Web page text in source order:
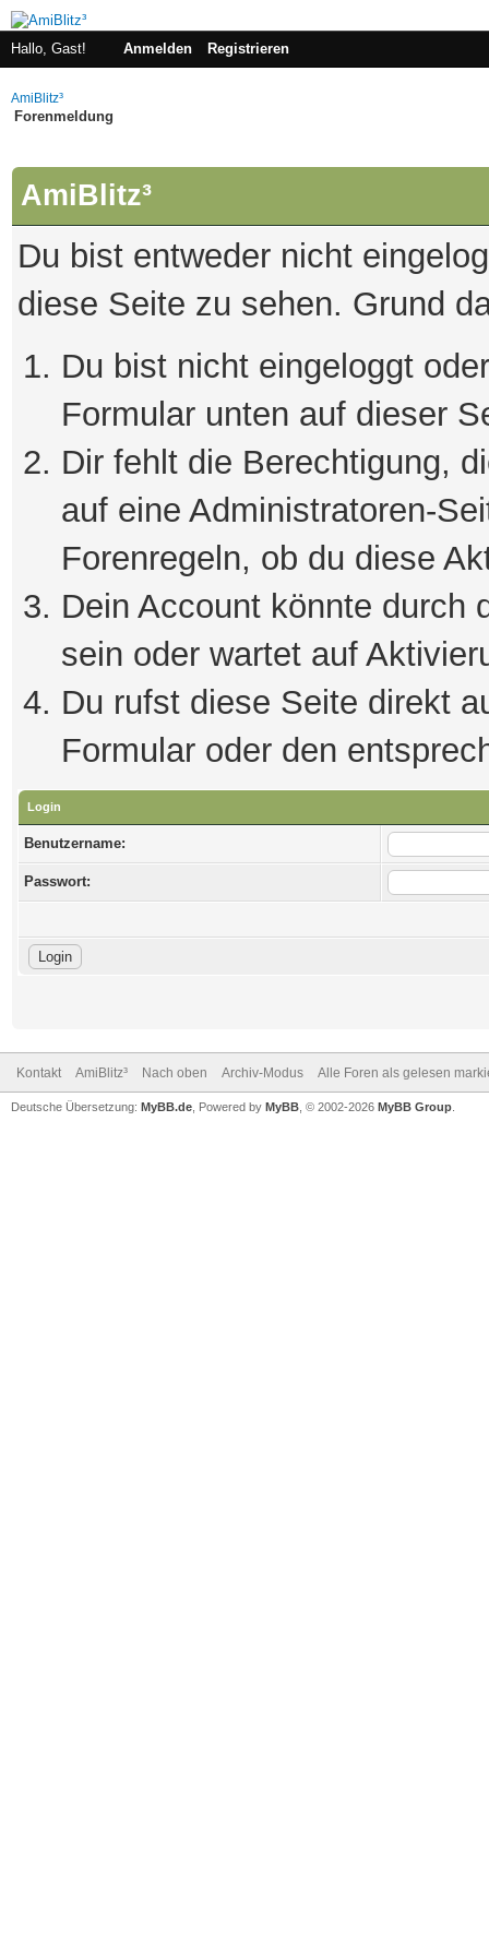
Hallo, Gast! Anmelden Registrieren
AmiBlitz³
Forenmeldung
AmiBlitz³
Du bist entweder nicht
diese Seite zu sehen. Grund
Du bist nicht eingeloggt
Formular unten auf dieser
Dir fehlt die Berechtigung,
auf eine Administratoren-
Forenregeln, ob du diese
Dein Account könnte durch
sein oder wartet auf
Du rufst diese Seite direkt
Formular oder den
Login
Benutzername:
Passwort:
Kontakt AmiBlitz³ Nach oben Archiv-Modus Alle Foren als gelesen
Deutsche Übersetzung: MyBB.de , Powered by MyBB , © 2002-2026 MyBB Group